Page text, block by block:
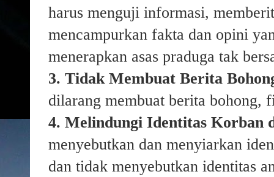
harus menguji informasi,
mencampurkan fakta dan opini
menerapkan asas praduga tak
3. Tidak Membuat Berita
dilarang membuat berita bohong,
4. Melindungi Identitas Korban
menyebutkan dan menyiarkan
dan tidak menyebutkan identitas